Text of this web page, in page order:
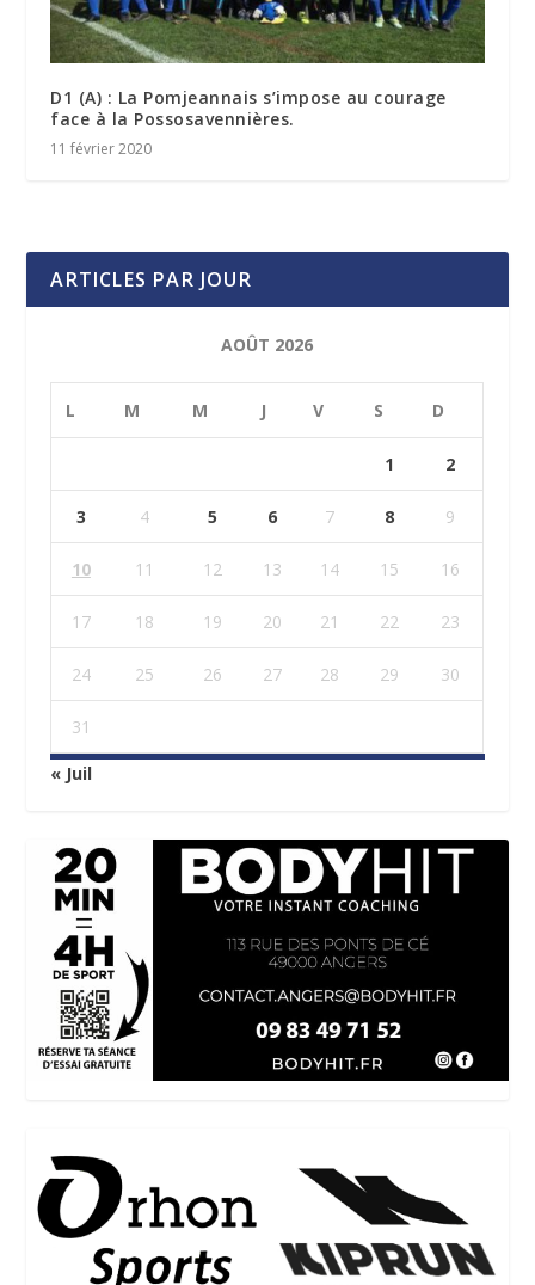
D1 (A) : La Pomjeannais s’impose au courage
face à la Possosavennières.
11 février 2020
ARTICLES PAR JOUR
AOÛT 2026
L M M J V S D
1 2
3 4 5 6 7 8 9
10 11 12 13 14 15 16
17 18 19 20 21 22 23
24 25 26 27 28 29 30
31
« Juil